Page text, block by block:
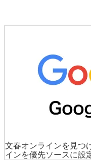
文春オンラインを見つ
インを優先ソースに設